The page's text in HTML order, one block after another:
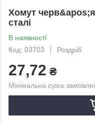
Хомут
сталі
В наявності
Код: 03703
Роздріб
27,72 ₴
Мінімальна сума